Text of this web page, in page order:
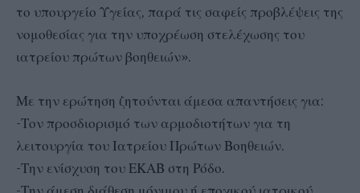
το υπουργείο Υγείας, παρά τις σαφείς προβλέψεις της
νομοθεσίας για την υποχρέωση στελέχωσης του
ιατρείου πρώτων βοηθειών».
Με την ερώτηση ζητούνται άμεσα απαντήσεις για:
-Τον προσδιορισμό των αρμοδιοτήτων για τη
λειτουργία του Ιατρείου Πρώτων Βοηθειών.
-Την ενίσχυση του ΕΚΑΒ στη Ρόδο.